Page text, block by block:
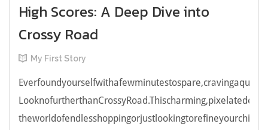
High Scores: A Deep Dive into
Crossy Road
My First Story